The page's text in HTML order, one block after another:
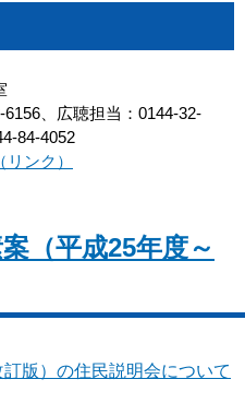
、広聴担当：0144-32-
84-4052
ンク）
（平成25年度～
版）の住民説明会について